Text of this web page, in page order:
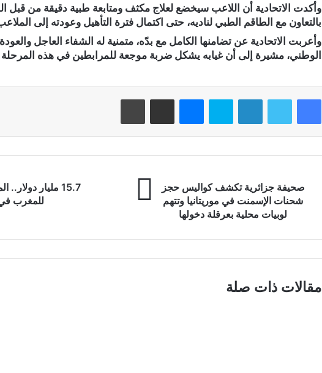
وأكدت الاتحادية أن اللاعب سيخضع لعلاج مكثف ومتابعة طبية دقيقة من قبل
بالتعاون مع الطاقم الطبي لناديه، حتى اكتمال فترة التأهيل وعودته إلى
وأعربت الاتحادية عن تضامنها الكامل مع بدّه، متمنية له الشفاء العاجل
الوطني، مشيرة إلى أن غيابه يشكل ضربة موجعة للمرابطين في هذه
فيسبوك تويتر لينكدإن سكايب ماسنجر مشاركة عبر البريد طباعة
15.7 مليار
للمغرب في
صحيفة جزائرية تكشف كواليس حجز
شحنات الإسمنت في موريتانيا وتتهم
لوبيات محلية بعرقلة دخولها
مقالات ذات صلة